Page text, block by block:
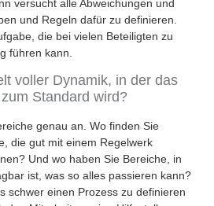
versucht alle Abweichungen und
und Regeln dafür zu definieren.
die bei vielen Beteiligten zu
führen kann.
voller Dynamik, in der das
Standard wird?
genau an. Wo finden Sie
die gut mit einem Regelwerk
Und wo haben Sie Bereiche, in
ist, was so alles passieren kann?
schwer einen Prozess zu definieren